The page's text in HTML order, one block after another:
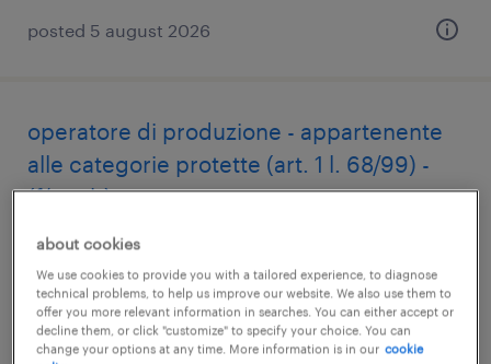
posted 5 august 2026
operatore di produzione - appartenente
alle categorie protette (art. 1 l. 68/99) -
(f/m-nb)
ferentino, lazio
temporary
€25,000 - €28,000 per year
about cookies
We use cookies to provide you with a tailored experience, to diagnose
technical problems, to help us improve our website. We also use them to
offer you more relevant information in searches. You can either accept or
decline them, or click "customize" to specify your choice. You can
change your options at any time. More information is in our cookie